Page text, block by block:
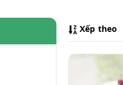
Xếp theo